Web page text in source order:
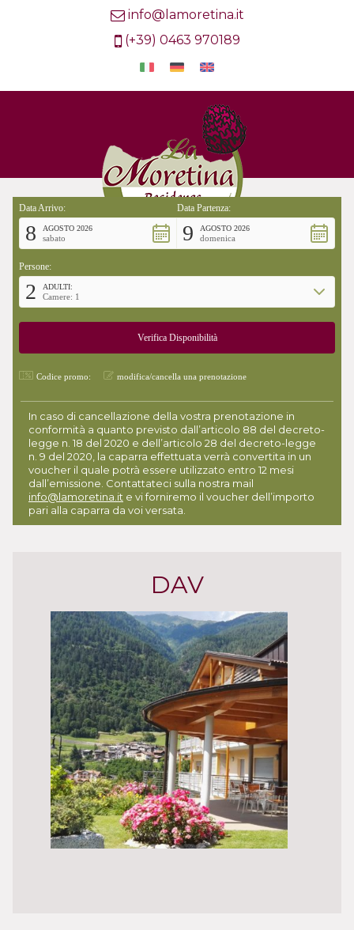
info@lamoretina.it
(+39) 0463 970189
Data Arrivo:
8 AGOSTO 2026
sabato
Data Partenza:
9 AGOSTO 2026
domenica
Persone:
2 ADULTI:
Camere: 1
Codice promo: modifica/cancella una prenotazione
In caso di cancellazione della vostra prenotazione in
conformità a quanto previsto dall’articolo 88 del decreto-
legge n. 18 del 2020 e dell’articolo 28 del decreto-legge
n. 9 del 2020, la caparra effettuata verrà convertita in un
voucher il quale potrà essere utilizzato entro 12 mesi
dall’emissione. Contattateci sulla nostra mail
info@lamoretina.it e vi forniremo il voucher dell’importo
pari alla caparra da voi versata.
DAV